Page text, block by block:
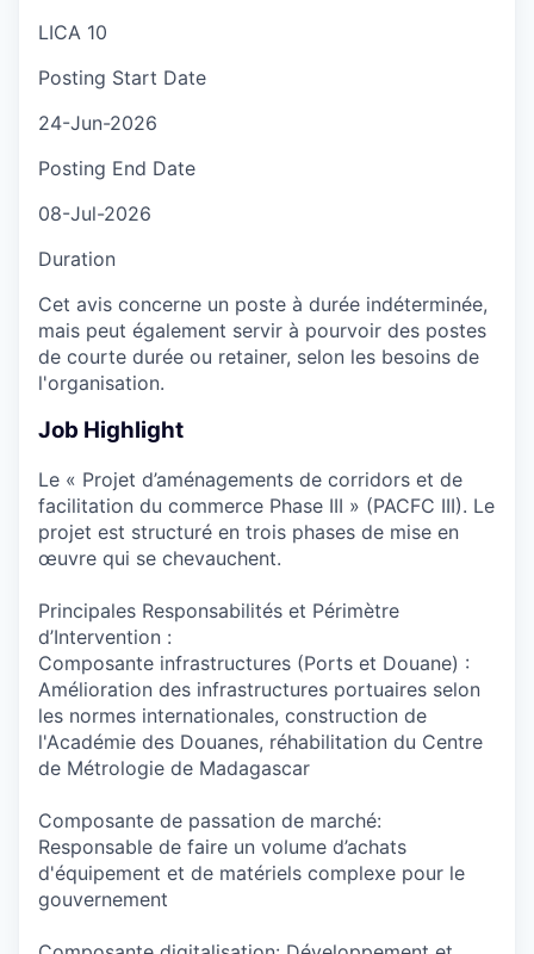
LICA 10
Posting Start Date
24-Jun-2026
Posting End Date
08-Jul-2026
Duration
Cet avis concerne un poste à durée indéterminée,
mais peut également servir à pourvoir des postes
de courte durée ou retainer, selon les besoins de
l'organisation.
Job Highlight
Le « Projet d’aménagements de corridors et de
facilitation du commerce Phase III » (PACFC III). Le
projet est structuré en trois phases de mise en
œuvre qui se chevauchent.
Principales Responsabilités et Périmètre
d’Intervention :
Composante infrastructures (Ports et Douane) :
Amélioration des infrastructures portuaires selon
les normes internationales, construction de
l'Académie des Douanes, réhabilitation du Centre
de Métrologie de Madagascar
Composante de passation de marché:
Responsable de faire un volume d’achats
d'équipement et de matériels complexe pour le
gouvernement